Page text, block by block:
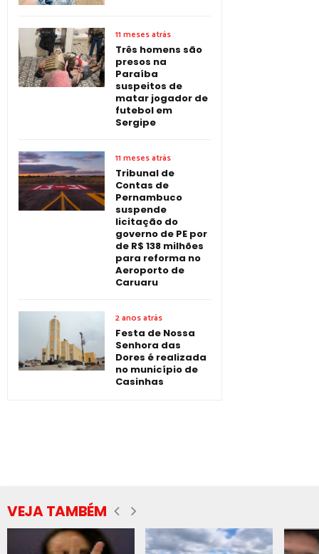
11 meses atrás
Três homens são
presos na
Paraíba
suspeitos de
matar jogador de
futebol em
Sergipe
11 meses atrás
Tribunal de
Contas de
Pernambuco
suspende
licitação do
governo de PE por
de R$ 138 milhões
para reforma no
Aeroporto de
Caruaru
2 anos atrás
Festa de Nossa
Senhora das
Dores é realizada
no município de
Casinhas
VEJA TAMBÉM